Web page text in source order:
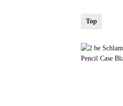
Fuchsia
Top